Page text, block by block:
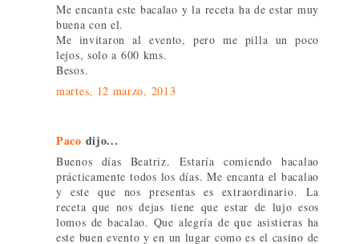
Me encanta este bacalao y la receta ha de estar muy
buena con el.
Me invitaron al evento, pero me pilla un poco
lejos, solo a 600 kms.
Besos.
martes, 12 marzo, 2013
Paco dijo...
Buenos días Beatriz. Estaría comiendo bacalao
prácticamente todos los días. Me encanta el bacalao
y este que nos presentas es extraordinario. La
receta que nos dejas tiene que estar de lujo esos
lomos de bacalao. Que alegría de que asistieras ha
este buen evento y en un lugar como es el casino de